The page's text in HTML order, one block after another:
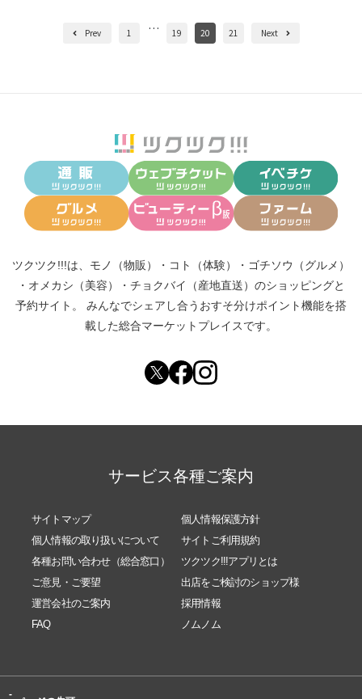
Prev 1 … 19 20 21 Next
ツクツク!!!は、 モノ（物販） ・ コト（体験） ・ ゴチソウ（グルメ）
・ オメカシ（美容） ・ チョクバイ（産地直送） のショッピングと
予約サイト。
みんなでシェアし合う おすそ分けポイント機能を搭
載した総合マーケットプレイスです。
サービス各種ご案内
サイトマップ
個人情報保護方針
個人情報の取り扱いについて
サイトご利用規約
各種お問い合わせ（総合窓口）
ツクツク!!!アプリとは
ご意見・ご要望
出店をご検討のショップ様
運営会社のご案内
採用情報
FAQ
ノムノム
-